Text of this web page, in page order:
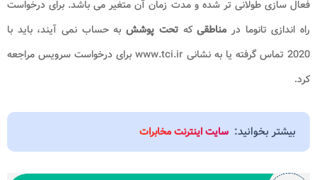
فعال سازی طولانی تر شده و مدت زمان آن متغیر می باشد. برای درخواست
راه اندازی تانوما در مناطقیکهتحت پوشش به حساب نمی آیند، باید با
2020 تماس گرفته یا به نشانی www.tci.ir برای درخواست سرویس مراجعه
کرد.
بیشتر بخوانید: سایت اینترنت مخابرات